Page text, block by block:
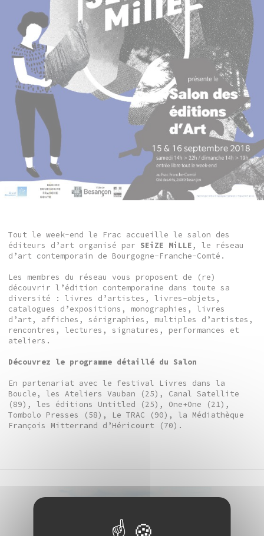
Tout le week-end le Frac accueille le salon des
éditeurs d’art organisé par SEiZE MiLLE , le réseau
d’art contemporain de Bourgogne-Franche-Comté.
Les membres du réseau vous proposent de (re)
découvrir l’édition contemporaine dans toute sa
diversité : livres d’artistes, livres-objets,
catalogues d’expositions, monographies, livres
d’art, affiches, sérigraphies, multiples d’artistes,
rencontres, lectures, signatures, performances et
ateliers.
Découvrez le programme détaillé du Salon
En partenariat avec le festival Livres dans la
Boucle, les Ateliers Vauban (25), Canal Satellite
(89), les éditions Untitled (25), One+One (21),
Tombolo Presses (58), Le TRAC (90), la Médiathèque
François Mitterrand d’Héricourt (70).